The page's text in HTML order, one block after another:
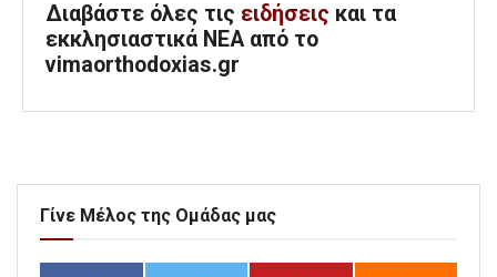
Διαβάστε όλες τις ειδήσεις και τα
εκκλησιαστικά ΝΕΑ από το
vimaorthodoxias.gr
Γίνε Μέλος της Ομάδας μας